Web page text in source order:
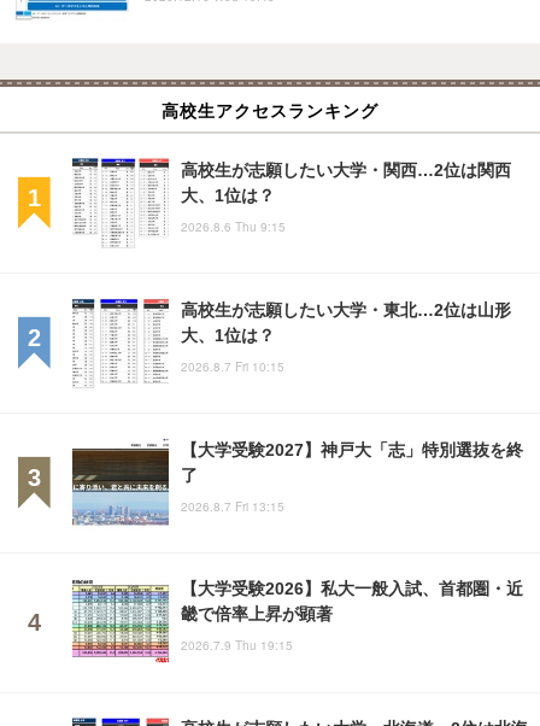
高校生アクセスランキング
高校生が志願したい大学・関西…2位は関西
大、1位は？
2026.8.6 Thu 9:15
高校生が志願したい大学・東北…2位は山形
大、1位は？
2026.8.7 Fri 10:15
【大学受験2027】神戸大「志」特別選抜を終
了
2026.8.7 Fri 13:15
【大学受験2026】私大一般入試、首都圏・近
畿で倍率上昇が顕著
2026.7.9 Thu 19:15